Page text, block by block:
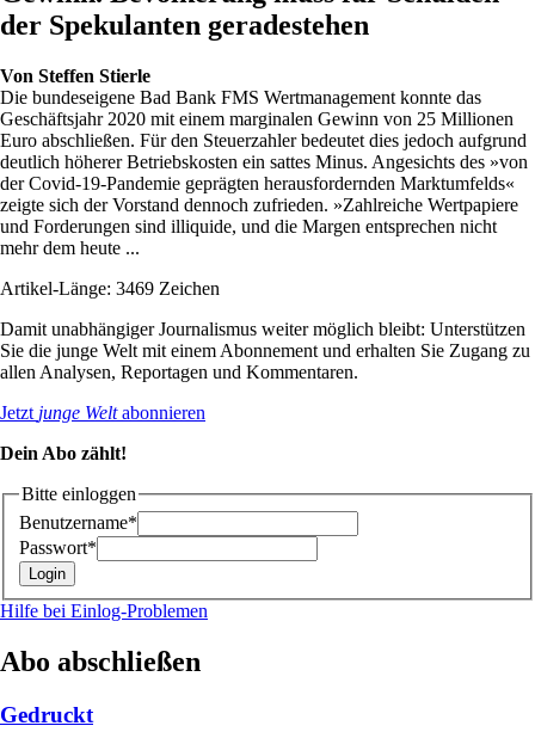
der Spekulanten geradestehen
Von Steffen Stierle
Die bundeseigene Bad Bank FMS Wertmanagement konnte das
Geschäftsjahr 2020 mit einem marginalen Gewinn von 25 Millionen
Euro abschließen. Für den Steuerzahler bedeutet dies jedoch aufgrund
deutlich höherer Betriebskosten ein sattes Minus. Angesichts des »von
der Covid-19-Pandemie geprägten herausfordernden Marktumfelds«
zeigte sich der Vorstand dennoch zufrieden. »Zahlreiche Wertpapiere
und Forderungen sind illiquide, und die Margen entsprechen nicht
mehr dem heute ...
Artikel-Länge: 3469 Zeichen
Damit unabhängiger Journalismus weiter möglich bleibt: Unterstützen
Sie die junge Welt mit einem Abonnement und erhalten Sie Zugang zu
allen Analysen, Reportagen und Kommentaren.
Jetzt junge Weltabonnieren
Dein Abo zählt!
Bitte einloggen
Benutzername*
Passwort*
Hilfe bei Einlog-Problemen
Abo abschließen
Gedruckt